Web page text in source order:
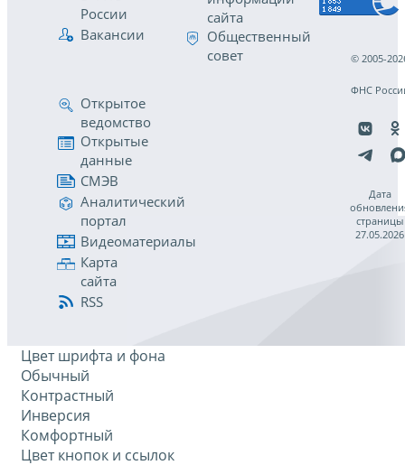
России
Вакансии
сайта
Общественный
совет
Открытое
ведомство
Открытые
данные
СМЭВ
Аналитический
портал
Видеоматериалы
Карта
сайта
RSS
© 2005-
ФНС
Дата
страницы
27.05.2026
Цвет шрифта и фона
Обычный
Контрастный
Инверсия
Комфортный
Цвет кнопок и ссылок